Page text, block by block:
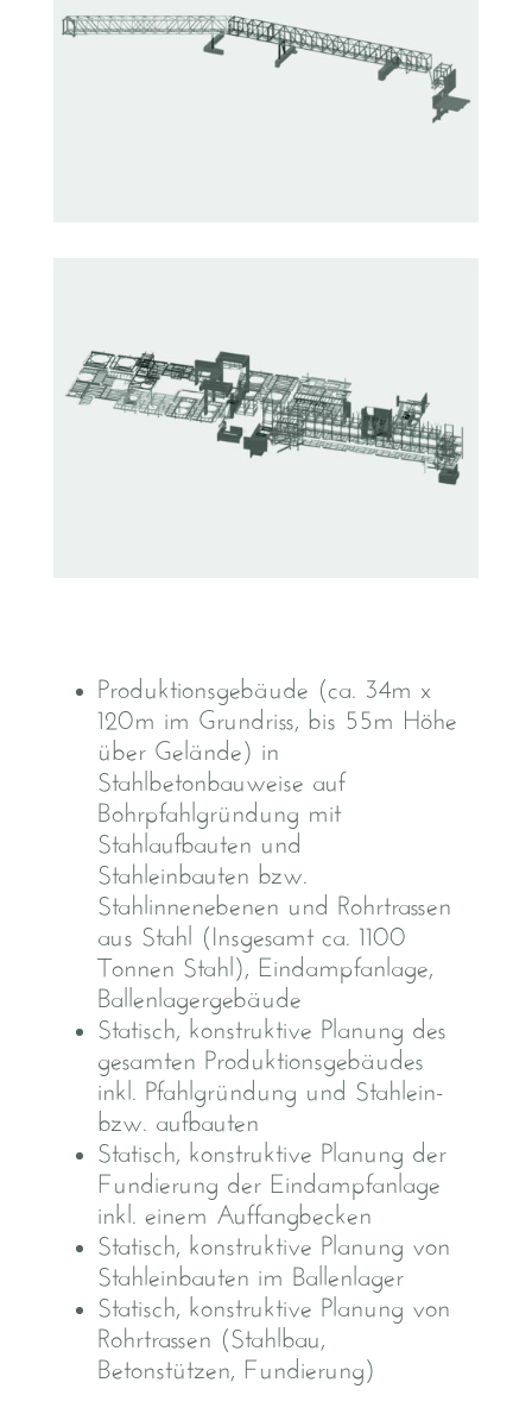
Produktionsgebäude (ca. 34m x
120m im Grundriss, bis 55m Höhe
über Gelände) in
Stahlbetonbauweise auf
Bohrpfahlgründung mit
Stahlaufbauten und
Stahleinbauten bzw.
Stahlinnenebenen und Rohrtrassen
aus Stahl (Insgesamt ca. 1100
Tonnen Stahl), Eindampfanlage,
Ballenlagergebäude
Statisch, konstruktive Planung des
gesamten Produktionsgebäudes
inkl. Pfahlgründung und Stahlein-
bzw. aufbauten
Statisch, konstruktive Planung der
Fundierung der Eindampfanlage
inkl. einem Auffangbecken
Statisch, konstruktive Planung von
Stahleinbauten im Ballenlager
Statisch, konstruktive Planung von
Rohrtrassen (Stahlbau,
Betonstützen, Fundierung)